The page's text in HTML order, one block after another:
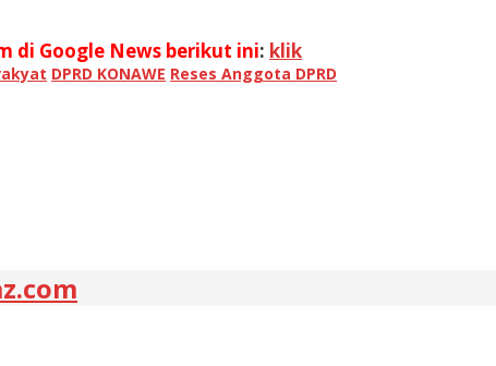
di Google News berikut ini: klik
DPRD KONAWE Reses Anggota DPRD